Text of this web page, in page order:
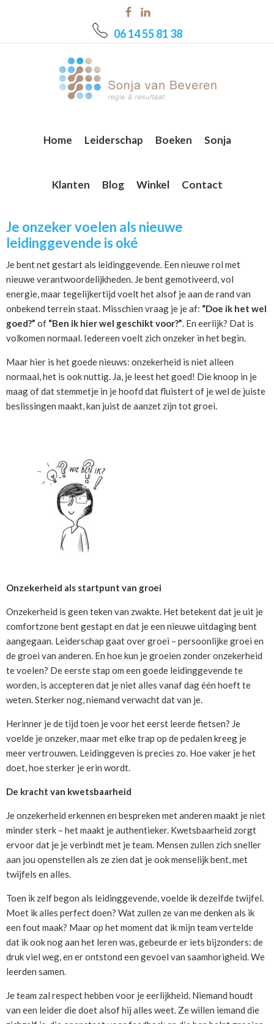
06 14 55 81 38
Home Leiderschap Boeken Sonja
Klanten Blog Winkel Contact
Je onzeker voelen als nieuwe
leidinggevende is oké
Je bent net gestart als leidinggevende. Een nieuwe rol met
nieuwe verantwoordelijkheden. Je bent gemotiveerd, vol
energie, maar tegelijkertijd voelt het alsof je aan de rand van
onbekend terrein staat. Misschien vraag je je af: “Doe ik het wel
goed?” of “Ben ik hier wel geschikt voor?”. En eerlijk? Dat is
volkomen normaal. Iedereen voelt zich onzeker in het begin.
Maar hier is het goede nieuws: onzekerheid is niet alleen
normaal, het is ook nuttig. Ja, je leest het goed! Die knoop in je
maag of dat stemmetje in je hoofd dat fluistert of je wel de juiste
beslissingen maakt, kan juist de aanzet zijn tot groei.
Onzekerheid als startpunt van groei
Onzekerheid is geen teken van zwakte. Het betekent dat je uit je
comfortzone bent gestapt en dat je een nieuwe uitdaging bent
aangegaan. Leiderschap gaat over groei – persoonlijke groei en
de groei van anderen. En hoe kun je groeien zonder onzekerheid
te voelen? De eerste stap om een goede leidinggevende te
worden, is accepteren dat je niet alles vanaf dag één hoeft te
weten. Sterker nog, niemand verwacht dat van je.
Herinner je de tijd toen je voor het eerst leerde fietsen? Je
voelde je onzeker, maar met elke trap op de pedalen kreeg je
meer vertrouwen. Leidinggeven is precies zo. Hoe vaker je het
doet, hoe sterker je erin wordt.
De kracht van kwetsbaarheid
Je onzekerheid erkennen en bespreken met anderen maakt je niet
minder sterk – het maakt je authentieker. Kwetsbaarheid zorgt
ervoor dat je je verbindt met je team. Mensen zullen zich sneller
aan jou openstellen als ze zien dat je ook menselijk bent, met
twijfels en alles.
Toen ik zelf begon als leidinggevende, voelde ik dezelfde twijfel.
Moet ik alles perfect doen? Wat zullen ze van me denken als ik
een fout maak? Maar op het moment dat ik mijn team vertelde
dat ik ook nog aan het leren was, gebeurde er iets bijzonders: de
druk viel weg, en er ontstond een gevoel van saamhorigheid. We
leerden samen.
Je team zal respect hebben voor je eerlijkheid. Niemand houdt
van een leider die doet alsof hij alles weet. Ze willen iemand die